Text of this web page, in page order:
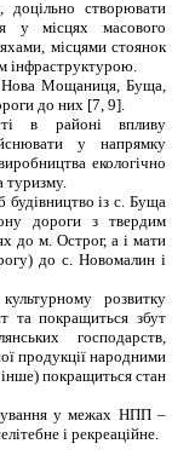
доцільно створювати
у місцях масового
місцями стоянок
інфраструктурою.
Нова Мощаниця, Буща,
до них [7, 9].
в районі впливу
у напрямку
екологічно
туризму.
із с. Буща
дороги з твердим
до м. Острог, а і мати
до с. Новомалин і
розвитку
та покращиться збут
господарств,
продукції народними
покращиться стан
у межах НПП –
і рекреаційне.